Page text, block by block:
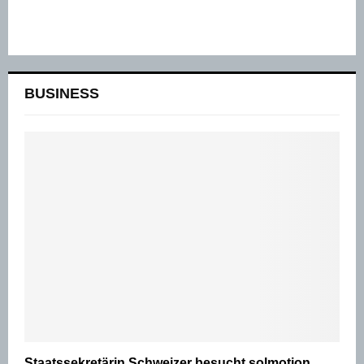
BUSINESS